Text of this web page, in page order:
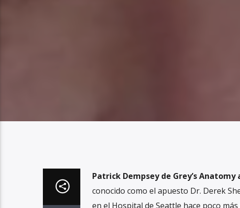
Patrick Dempsey de Grey’s
conocido como el apuesto Dr. Derek
en el Hospital de Seattle hace poco